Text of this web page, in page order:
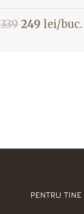
339 249 lei/buc.
PENTRU TINE